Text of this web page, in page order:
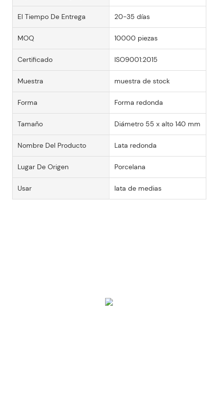
El Tiempo De Entrega 20-35 días
MOQ 10000 piezas
Certificado ISO9001:2015
Muestra muestra de stock
Forma Forma redonda
Tamaño Diámetro 55 x alto 140 mm
Nombre Del Producto Lata redonda
Lugar De Origen Porcelana
Usar lata de medias